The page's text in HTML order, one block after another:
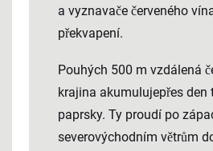
a vyznavače červeného
překvapení.
Pouhých 500 m vzdálená
krajina akumulujepřes den
paprsky. Ty proudí po
severovýchodním větrům